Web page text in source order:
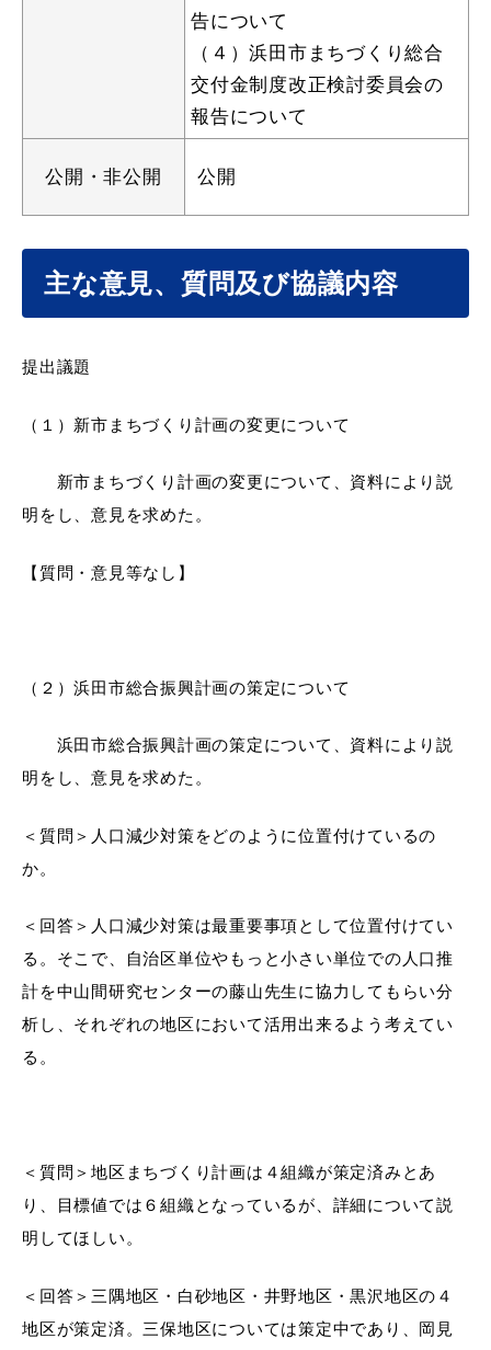
出会い・結婚
引っ越し・住まい 就職・退職
届出・証明
各種相談窓口 入札
防災・消防
公共交通・
敬老福祉乗車券
便利なサービス
告について
（４）浜田市まちづくり総合
交付金制度改正検討委員会の
報告について
公開・非公開 公開
主な意見、質問及び協議内容
提出議題
（１） 新市まちづくり計画の変更について
新市まちづくり計画の変更について
、資料により説
明をし、意見を求めた。
【質問・意見等なし】
（２）浜田市総合振興計画の策定について
浜田市総合振興計画の策定について
、資料により説
明をし、意見を求めた。
＜質問＞人口減少対策をどのように位置付けているの
か。
＜回答＞人口減少対策は最重要事項として位置付けてい
る。そこで、自治区単位やもっと小さい単位での人口推
計を中山間研究センターの藤山先生に協力してもらい分
析し、それぞれの地区において活用出来るよう考えてい
る。
＜質問＞地区まちづくり計画は４組織が策定済みとあ
り、目標値では６組織となっているが、詳細について説
明してほしい。
＜回答＞ 三隅地区・白砂地区・井野地区・黒沢地区の４
地区が策定済。三保地区については策定中であり、岡見